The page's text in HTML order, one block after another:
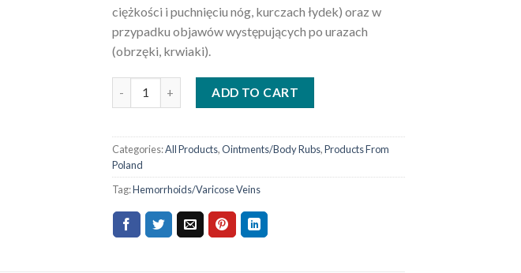
ciężkości i puchnięciu nóg, kurczach łydek) oraz w
przypadku objawów występujących po urazach
(obrzęki, krwiaki).
ADD TO CART
Categories:All Products,Ointments/Body Rubs,Products From
Poland
Tag:Hemorrhoids/Varicose Veins